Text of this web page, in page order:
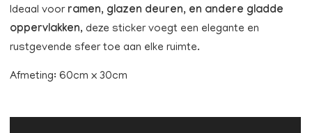
Ideaal voor ramen, glazen deuren, en andere gladde
oppervlakken, deze sticker voegt een elegante en
rustgevende sfeer toe aan elke ruimte.
Afmeting: 60cm x 30cm